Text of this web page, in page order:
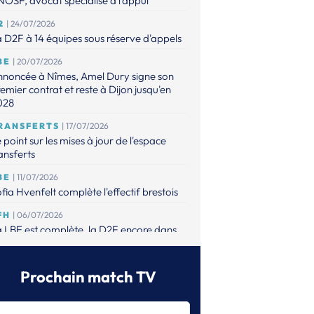
| 24/07/2026
D2F à 14 équipes sous réserve d'appels
| 20/07/2026
à Nîmes, Amel Dury signe son
contrat et reste à Dijon jusqu'en
| 17/07/2026
point sur les mises à jour de l'espace
| 11/07/2026
Hvenfelt complète l'effectif brestois
| 06/07/2026
LBE est complète, la D2F encore dans
de possibles appels
mise sur Valerie Smetkovà pour
Prochain match TV